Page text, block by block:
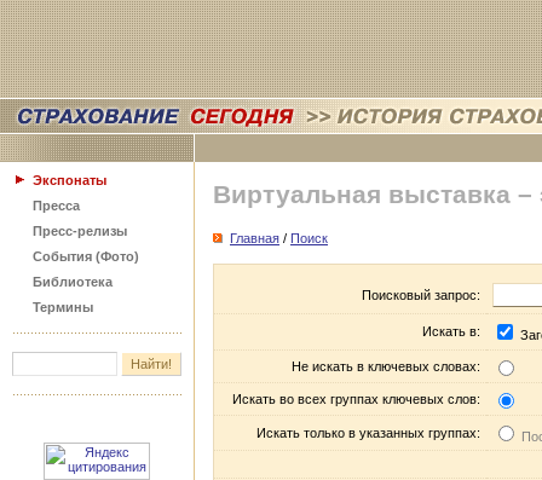
Экспонаты
Пресса
Пресс-релизы
События (Фото)
Библиотека
Термины
Виртуальная выставка –
Главная / Поиск
Поисковый запрос:
Искать в:
Не искать в ключевых словах:
Искать во всех группах ключевых слов:
Искать только в указанных группах: